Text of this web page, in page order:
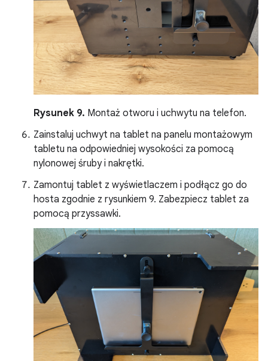
Rysunek 9. Montaż otworu i uchwytu na telefon.
Zainstaluj uchwyt na tablet na panelu montażowym
tabletu na odpowiedniej wysokości za pomocą
nylonowej śruby i nakrętki.
Zamontuj tablet z wyświetlaczem i podłącz go do
hosta zgodnie z rysunkiem 9. Zabezpiecz tablet za
pomocą przyssawki.